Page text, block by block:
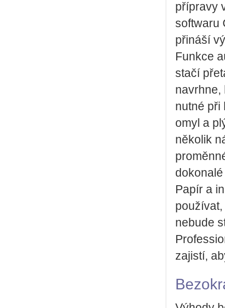
přípravy
softwaru
přináší
Funkce
stačí
navrhne,
nutné při
omyl a
několik
Papír a
nebude
zajistí,